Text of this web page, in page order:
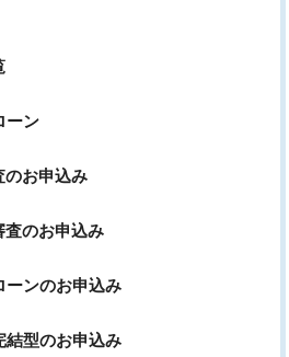
ーン
のお申込み
査のお申込み
ーンのお申込み
結型のお申込み